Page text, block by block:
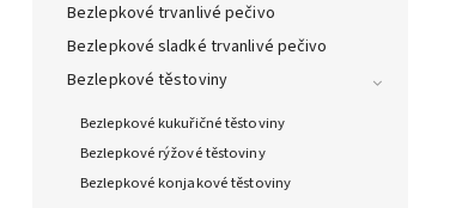
Bezlepkové trvanlivé pečivo
Bezlepkové sladké trvanlivé pečivo
Bezlepkové těstoviny
Bezlepkové kukuřičné těstoviny
Bezlepkové rýžové těstoviny
Bezlepkové konjakové těstoviny